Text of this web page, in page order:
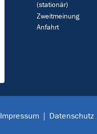
(stationär)
Zweitmeinung
Anfahrt
Impressum Datenschutz